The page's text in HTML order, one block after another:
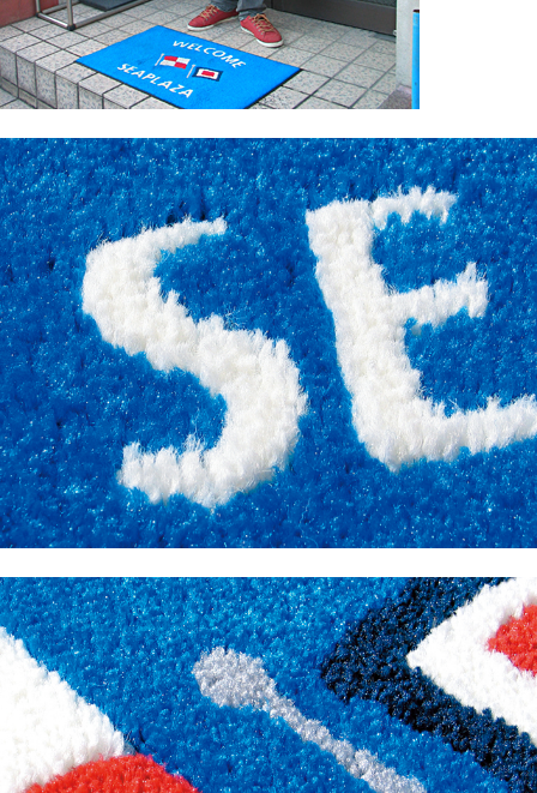
間です
文字数：上下各13文字 ※写真の「WELCOME」
「SEAPLAZA」は一例です
※印刷物のため、実際の商品と色が違っている場合がありま
す。
オーダー品のため、ご返品は受付できません。
色を確認したい場合は、あらかじめ色見本をご請求ください
●お取り寄せ品になります。制作に2～3週間かかります。そ
れよりも遅くなる場合は、改めてご連絡させていただきま
す。